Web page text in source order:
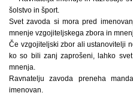
šolstvo in šport.
Svet zavoda si mora pred
mnenje vzgojiteljskega zbora in
Če vzgojiteljski zbor ali ustanovitelji
ko so bili zanj zaprošeni, lahko
mnenja.
Ravnatelju zavoda preneha
imenovan.